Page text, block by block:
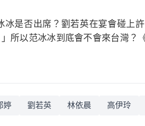
是否出席？劉若英在宴會碰上
所以范冰冰到底會不會來台灣？
婷 劉若英 林依晨 高伊玲